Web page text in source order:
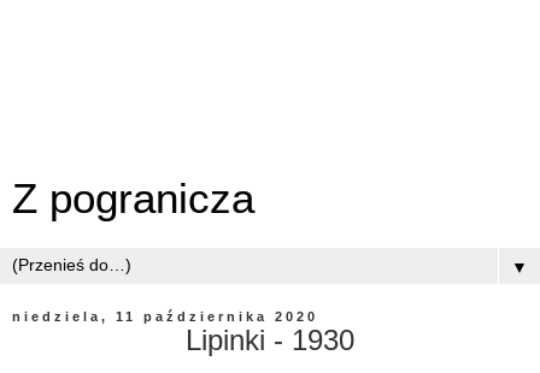
Z pogranicza
▼
niedziela, 11 października 2020
Lipinki - 1930